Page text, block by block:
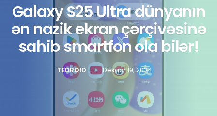
Galaxy S25 Ultra dünyanın
ən nazik ekran çərçivəsinə
sahib smartfon ola bilər!
TEDROID Dekabr 19, 2024